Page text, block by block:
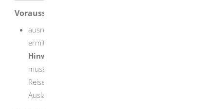
Voraussetzungen
ausreichende Bonität
ermittelt diese in jedem Einzelfall separat.
Hinweis:
muss er den Abschluss einer
Reisekrankenversicherung gegenüber der deutschen
Auslandsvertretung nachweisen.